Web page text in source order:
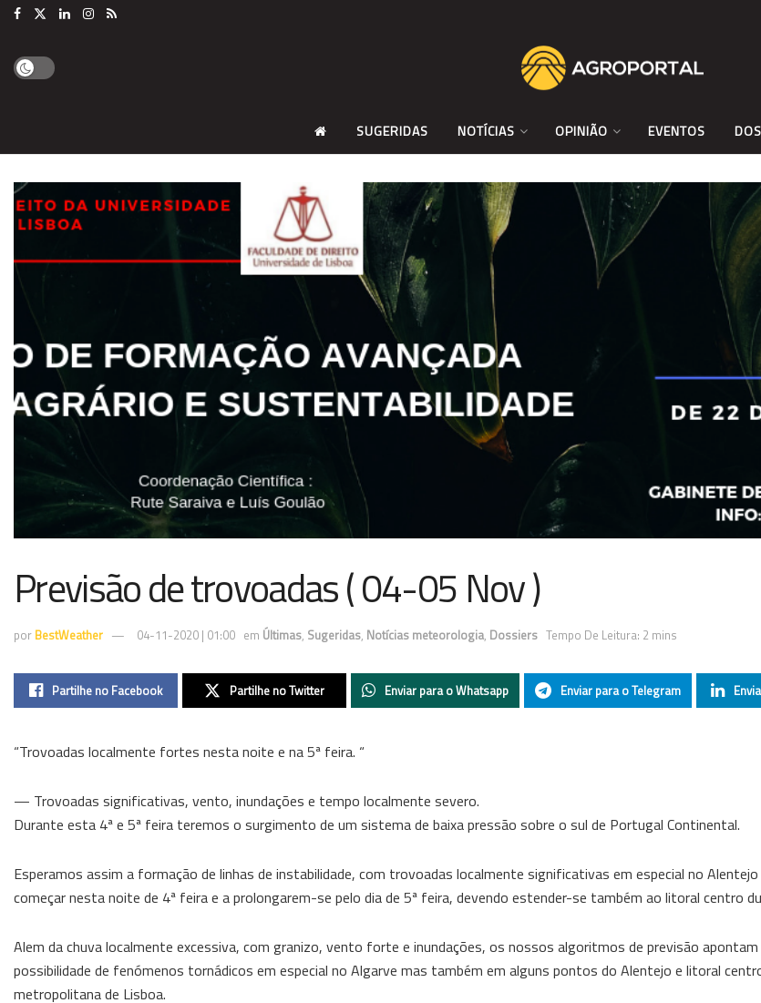
SUGERIDAS NOTÍCIAS OPINIÃO EVENTOS
Previsão de trovoadas ( 04-05 Nov )
por BestWeather 04-11-2020 | 01:00 em Últimas, Sugeridas, Notícias meteorologia, Dossiers Tempo De Leitura: 2 mins
Partilhe no Facebook Partilhe no Twitter Enviar para o Whatsapp Enviar para o Telegram
“Trovoadas localmente fortes nesta noite e na 5ª feira. “
— Trovoadas significativas, vento, inundações e tempo localmente severo.
Durante esta 4ª e 5ª feira teremos o surgimento de um sistema de baixa pressão sobre o sul de Portugal Continental.
Esperamos assim a formação de linhas de instabilidade, com trovoadas localmente significativas em especial no
começar nesta noite de 4ª feira e a prolongarem-se pelo dia de 5ª feira, devendo estender-se também ao litoral centro
Alem da chuva localmente excessiva, com granizo, vento forte e inundações, os nossos algoritmos de previsão
possibilidade de fenómenos tornádicos em especial no Algarve mas também em alguns pontos do Alentejo e litoral
metropolitana de Lisboa.